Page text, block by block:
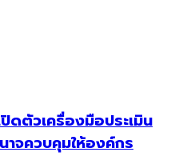
ดตัวเครื่องมือประเมิน
าจควบคุมให้องค์กร